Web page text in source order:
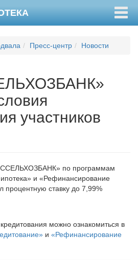
Пресс-центр Новости
участников
по программам
и «Рефинансирование
процентную ставку до 7,99%
можно ознакомиться в
и «Рефинансирование